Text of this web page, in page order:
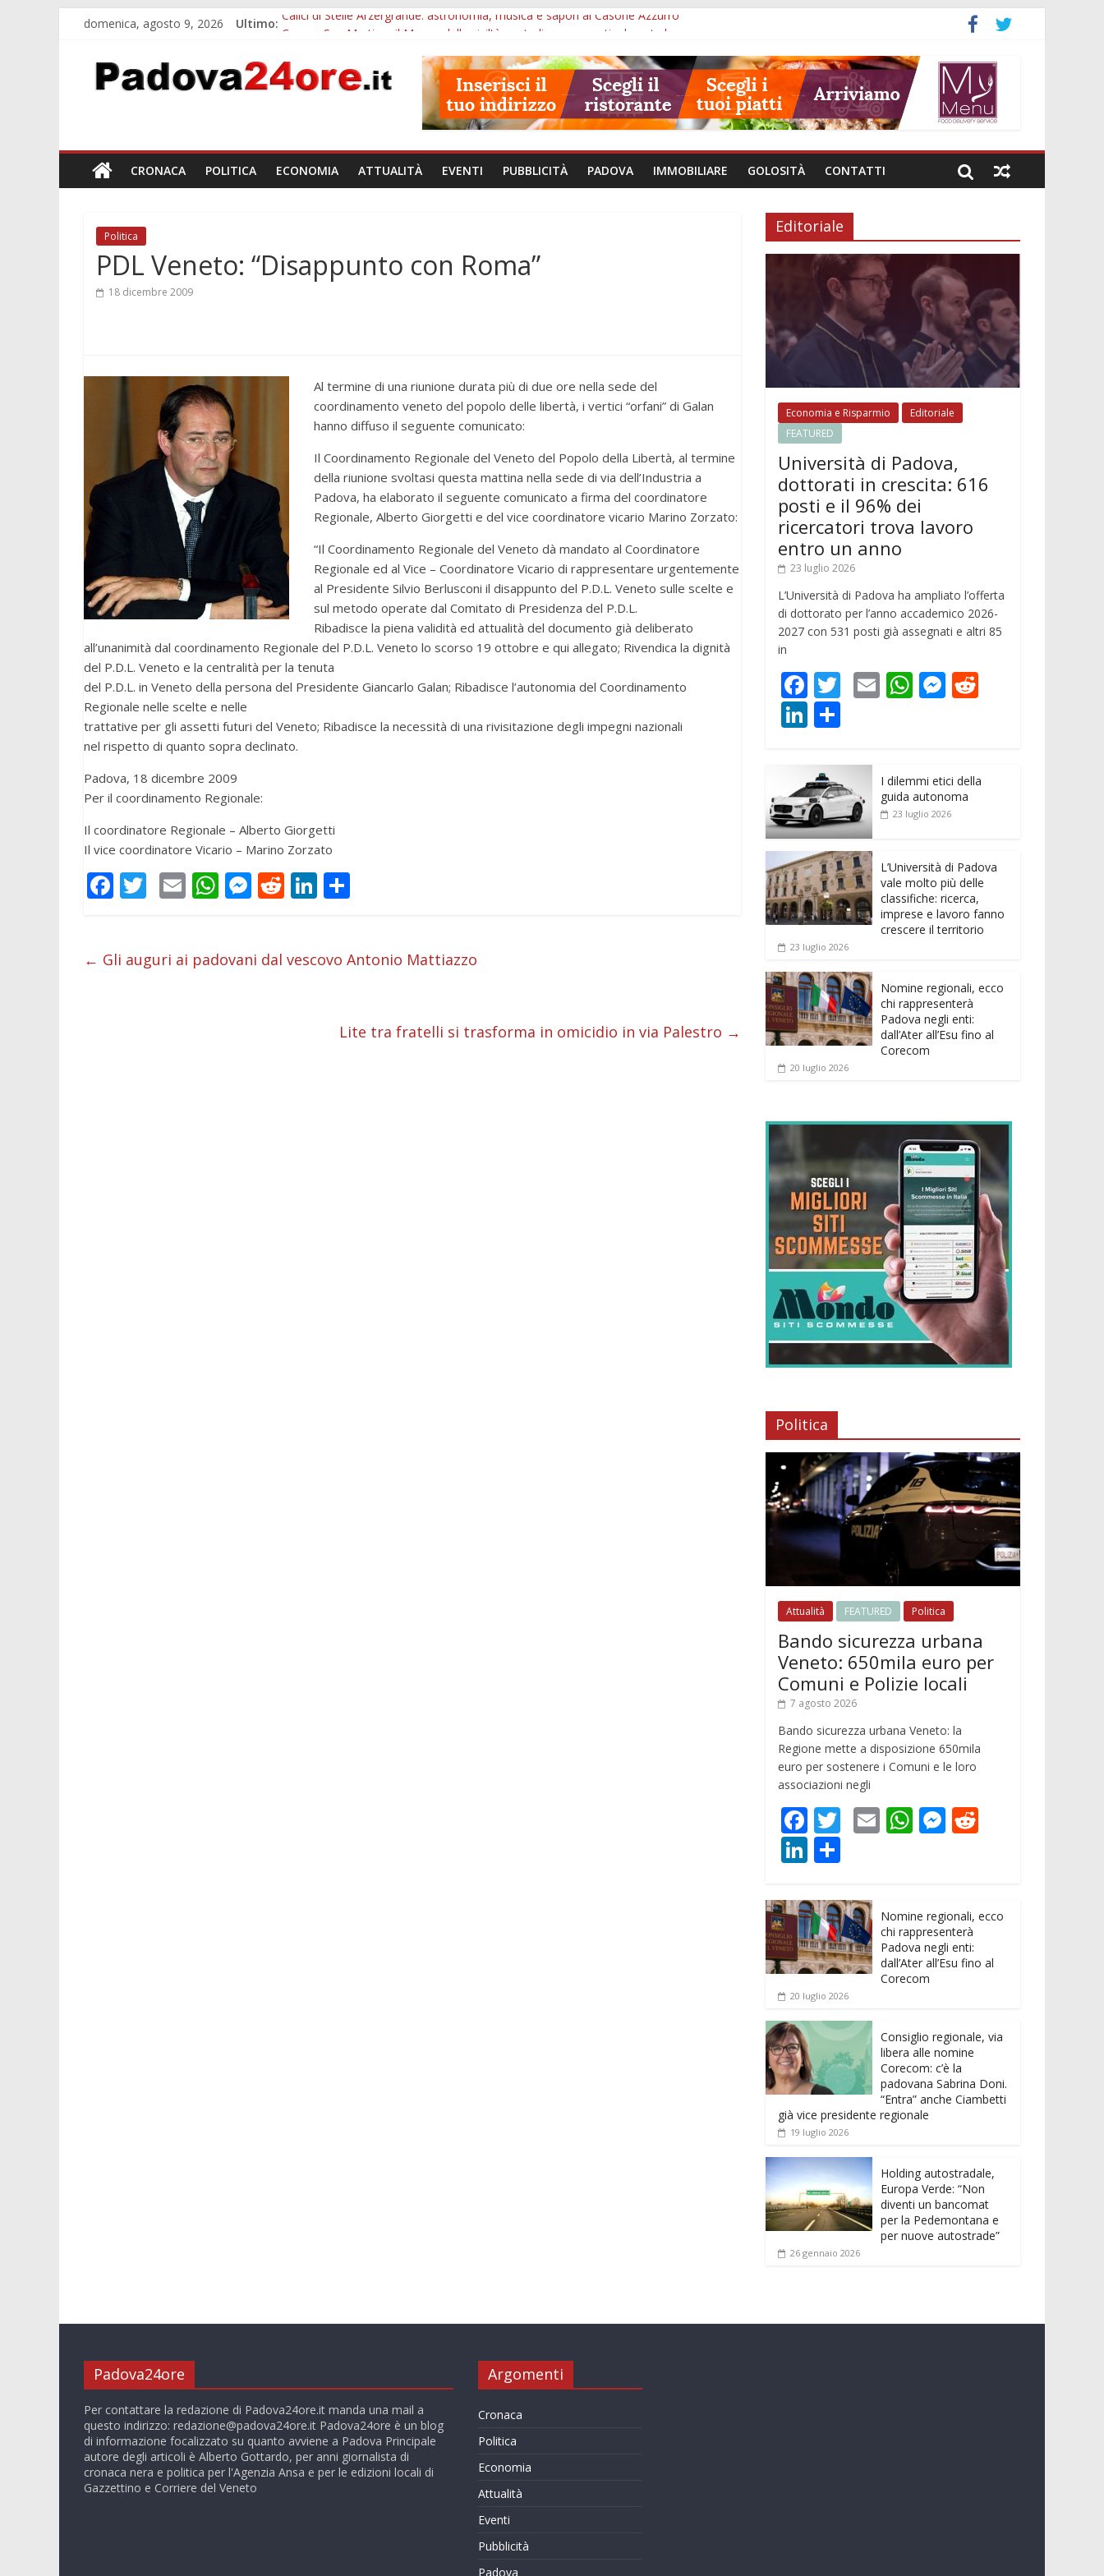
domenica, agosto 9, 2026 Ultimo: Calici di Stelle Arzergrande: astronomia, musica e sapori al Casone Azzurro
Notizie di Padova alle ore 10: Notte del Volo sold out, Tribano e festa oggi a Teolo
Teatro per famiglie a Loreggia, la Bella Addormentata arriva sul palco domenica sera
Restauro 2026, chiuse le domande: 2,5 milioni per formare nuove competenze in Veneto
CRONACA POLITICA ECONOMIA ATTUALITÀ EVENTI PUBBLICITÀ PADOVA IMMOBILIARE GOLOSITÀ CONTATTI
Politica
PDL Veneto: “Disappunto con Roma”
18 dicembre 2009
Al termine di una riunione durata più di due ore nella sede del
coordinamento veneto del popolo delle libertà, i vertici “orfani” di Galan
hanno diffuso il seguente comunicato:
Il Coordinamento Regionale del Veneto del Popolo della Libertà, al termine
della riunione svoltasi questa mattina nella sede di via dell’Industria a
Padova, ha elaborato il seguente comunicato a firma del coordinatore
Regionale, Alberto Giorgetti e del vice coordinatore vicario Marino Zorzato:
“Il Coordinamento Regionale del Veneto dà mandato al Coordinatore
Regionale ed al Vice – Coordinatore Vicario di rappresentare urgentemente
al Presidente Silvio Berlusconi il disappunto del P.D.L. Veneto sulle scelte e
sul metodo operate dal Comitato di Presidenza del P.D.L.
Ribadisce la piena validità ed attualità del documento già deliberato
all’unanimità dal coordinamento Regionale del P.D.L. Veneto lo scorso 19 ottobre e qui allegato; Rivendica la dignità
del P.D.L. Veneto e la centralità per la tenuta
del P.D.L. in Veneto della persona del Presidente Giancarlo Galan; Ribadisce l’autonomia del Coordinamento
Regionale nelle scelte e nelle
trattative per gli assetti futuri del Veneto; Ribadisce la necessità di una rivisitazione degli impegni nazionali
nel rispetto di quanto sopra declinato.
Padova, 18 dicembre 2009
Per il coordinamento Regionale:
Il coordinatore Regionale – Alberto Giorgetti
Il vice coordinatore Vicario – Marino Zorzato
F
b
T
er
E
l
W
s
M
e
R
di
Li
e di
← Gli auguri ai padovani dal vescovo Antonio Mattiazzo
Lite tra fratelli si trasforma in omicidio in via Palestro →
Editoriale
Economia e Risparmio
Editoriale
FEATURED
Università di Padova,
dottorati in crescita: 616
posti e il 96% dei
ricercatori trova lavoro
entro un anno
23 luglio 2026
L’Università di Padova ha ampliato l’offerta
di dottorato per l’anno accademico 2026-
2027 con 531 posti già assegnati e altri 85
in
F
ac
e
b
o
o
k
T
er
E W
A
p
M
n
g
t
Li
k
e
dI
n
n
di
vi
di
I dilemmi etici della
guida autonoma
23 luglio 2026
L’Università di Padova
vale molto più delle
classifiche: ricerca,
imprese e lavoro fanno
crescere il territorio
23 luglio 2026
Nomine regionali, ecco
chi rappresenterà
Padova negli enti:
dall’Ater all’Esu fino al
Corecom
20 luglio 2026
Politica
Attualità FEATURED Politica
Bando sicurezza urbana
Veneto: 650mila euro per
Comuni e Polizie locali
7 agosto 2026
Bando sicurezza urbana Veneto: la
Regione mette a disposizione 650mila
euro per sostenere i Comuni e le loro
associazioni negli
F
ac
e
b
o
o
k
T
er
E W
A
p
p
M
n
g
er
t
Li
k
e
dI
n
n
di
vi
di
Nomine regionali, ecco
chi rappresenterà
Padova negli enti:
dall’Ater all’Esu fino al
Corecom
20 luglio 2026
Consiglio regionale, via
libera alle nomine
Corecom: c’è la
padovana Sabrina Doni.
“Entra” anche Ciambetti
già vice presidente regionale
19 luglio 2026
Holding autostradale,
Europa Verde: “Non
diventi un bancomat
per la Pedemontana e
per nuove autostrade”
26 gennaio 2026
Padova24ore
Per contattare la redazione di Padova24ore.it manda una mail a
questo indirizzo: redazione@padova24ore.it Padova24ore è un blog
di informazione focalizzato su quanto avviene a Padova Principale
autore degli articoli è Alberto Gottardo, per anni giornalista di
cronaca nera e politica per l'Agenzia Ansa e per le edizioni locali di
Gazzettino e Corriere del Veneto
Argomenti
Cronaca
Politica
Economia
Attualità
Eventi
Pubblicità
Padova